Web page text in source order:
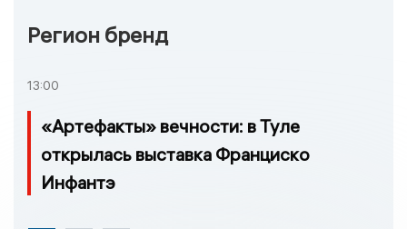
Регион бренд
13:00
«Артефакты» вечности: в Туле
открылась выставка Франциско
Инфантэ